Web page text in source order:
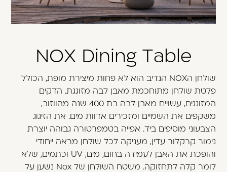
משתמש חדש/אורח
דאגנו לכם ליצירת חשבון קלה ומהירה במיוחד.
המשיכו למילוי פרטיכם ותוכלו ליהנות מהיתרונות של
משתמש רשום כבר עכשיו.
להרשמה
NOX Dining Table
שולחן הNOX הנדיב הוא לא פחות מיצירת מופת, הכולל
פלטת שולחן מתוחכמת מאבן לבה מזוגגת. הדקים
המזוגגים, עשויים מאבן לבה בת 400 שנה מהווזוב,
משקפים את השמיים ומזכירים אדוות מים. את הזיגוג
הצבעוני מוסיפים ביד. אפייה בטמפרטורה גבוהה יוצרת
גימור קרקלור עדין, מעניקה לכל שולחן מראה ייחודי
והופכת את האבן לעמידה בחום, מים, UV וכתמים, שלא
לומר קלה לתחזוקה. משטח השולחן של Nox נשען על